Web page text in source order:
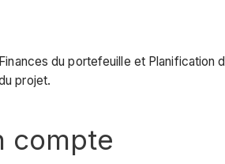
du portefeuille et
projet.
compte